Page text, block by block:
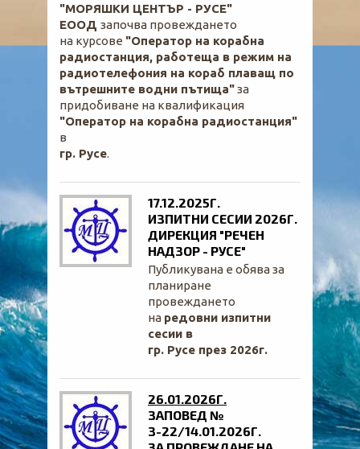
"МОРЯШКИ ЦЕНТЪР - РУСЕ"
ЕООД започва провеждането
на курсове "Оператор на корабна
радиостанция, работеща в режим на
радиотелефония на кораб плаващ по
вътрешните водни пътища"за
придобиване на квалификация
"Оператор на корабна радиостанция"
в
гр. Русе.
17.12.2025Г.
ИЗПИТНИ СЕСИИ 2026Г.
ДИРЕКЦИЯ "РЕЧЕН
НАДЗОР - РУСЕ"
Публикувана е обява за
планиране
провеждането
на редовни изпитни
сесии в
гр. Русе през 2026г.
26.01.2026Г.
ЗАПОВЕД №
З-22/14.01.2026Г.